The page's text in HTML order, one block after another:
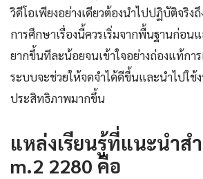
วิดีโอเพียงอย่างเดียวต้องนำไปปฏิบัติจริง
การศึกษาเรื่องนี้ควรเริ่มจากพื้นฐานก่อน
ยากขึ้นทีละน้อยจนเข้าใจอย่างถ่องแท้การ
ระบบจะช่วยให้จดจำได้ดีขึ้นและนำไปใช้
ประสิทธิภาพมากขึ้น
แหล่งเรียนรู้ที่แนะนำส
m.2 2280 คือ